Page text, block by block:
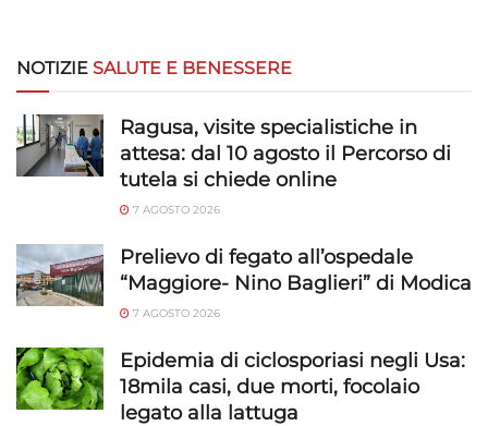
NOTIZIE SALUTE E BENESSERE
Ragusa, visite specialistiche in
attesa: dal 10 agosto il Percorso di
tutela si chiede online
7 AGOSTO 2026
Prelievo di fegato all’ospedale
“Maggiore- Nino Baglieri” di Modica
7 AGOSTO 2026
Epidemia di ciclosporiasi negli Usa:
18mila casi, due morti, focolaio
legato alla lattuga